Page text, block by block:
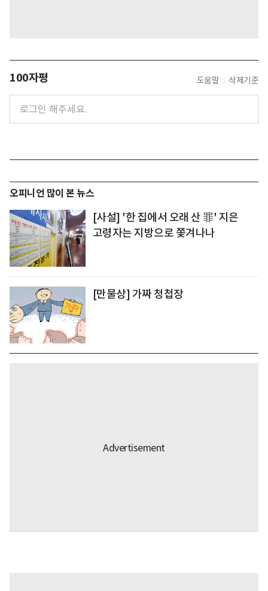
100자평 도움말 삭제기준
오피니언 많이 본 뉴스
[사설] '한 집에서 오래 산 罪' 지은
고령자는 지방으로 쫓겨나나
[만물상] 가짜 청첩장